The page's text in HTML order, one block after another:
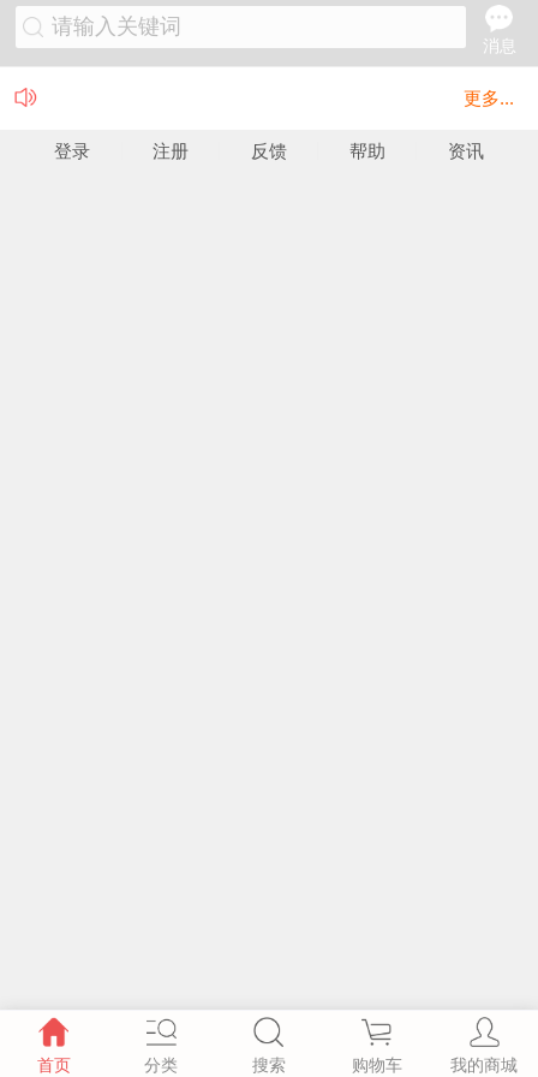
请输入关键词
消息
更多...
登录 注册 反馈 帮助 资讯
首页 分类 搜索 购物车 我的商城